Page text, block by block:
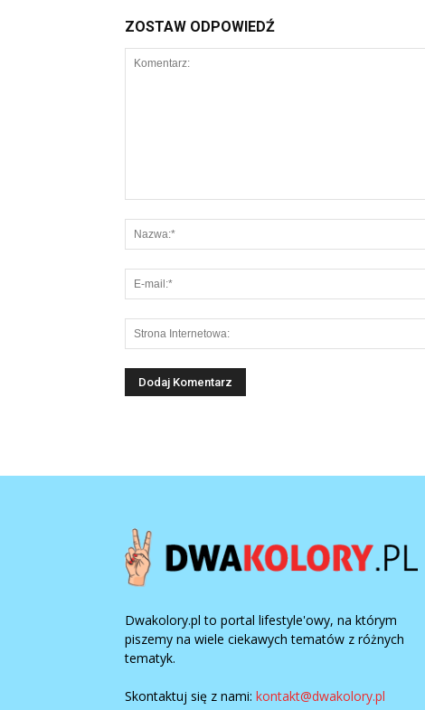
ZOSTAW ODPOWIEDŹ
Dwakolory.pl to portal lifestyle'owy, na którym
piszemy na wiele ciekawych tematów z różnych
tematyk.
Skontaktuj się z nami: kontakt@dwakolory.pl